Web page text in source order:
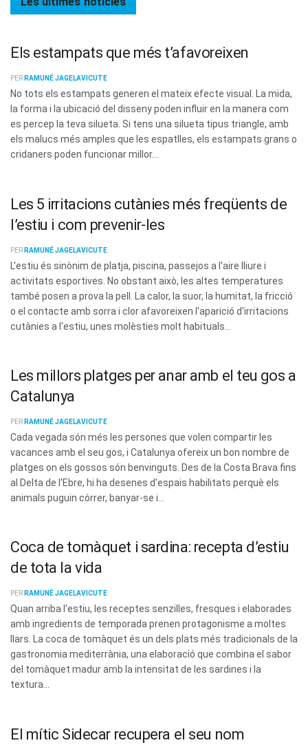
Els estampats que més t’afavoreixen
PER RAMUNÉ JAGELAVICUTE
No tots els estampats generen el mateix efecte visual. La mida,
la forma i la ubicació del disseny poden influir en la manera com
es percep la teva silueta. Si tens una silueta tipus triangle, amb
els malucs més amples que les espatlles, els estampats grans o
cridaners poden funcionar millor...
Les 5 irritacions cutànies més freqüents de
l’estiu i com prevenir-les
PER RAMUNÉ JAGELAVICUTE
L'estiu és sinònim de platja, piscina, passejos a l'aire lliure i
activitats esportives. No obstant això, les altes temperatures
també posen a prova la pell. La calor, la suor, la humitat, la fricció
o el contacte amb sorra i clor afavoreixen l'aparició d'irritacions
cutànies a l'estiu, unes molèsties molt habituals...
Les millors platges per anar amb el teu gos a
Catalunya
PER RAMUNÉ JAGELAVICUTE
Cada vegada són més les persones que volen compartir les
vacances amb el seu gos, i Catalunya ofereix un bon nombre de
platges on els gossos són benvinguts. Des de la Costa Brava fins
al Delta de l'Ebre, hi ha desenes d'espais habilitats perquè els
animals puguin córrer, banyar-se i...
Coca de tomàquet i sardina: recepta d’estiu
de tota la vida
PER RAMUNÉ JAGELAVICUTE
Quan arriba l'estiu, les receptes senzilles, fresques i elaborades
amb ingredients de temporada prenen protagonisme a moltes
llars. La coca de tomàquet és un dels plats més tradicionals de la
gastronomia mediterrània, una elaboració que combina el sabor
del tomàquet madur amb la intensitat de les sardines i la
textura...
El mític Sidecar recupera el seu nom